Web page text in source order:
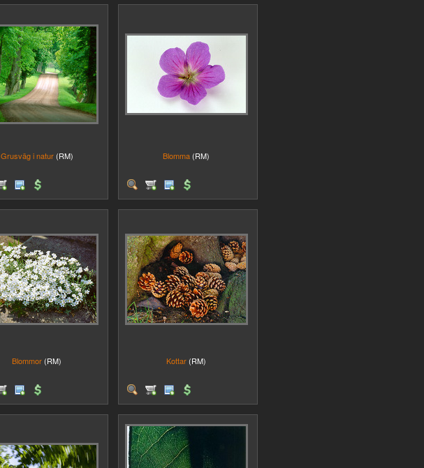
Grusväg i natur (RM) Blomma (RM)
Blommor (RM) Kottar (RM)